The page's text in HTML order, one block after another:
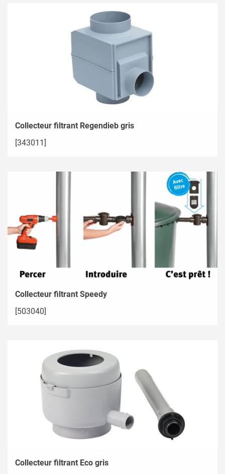
Collecteur filtrant Regendieb gris
[343011]
Collecteur filtrant Speedy
[503040]
Collecteur filtrant Eco gris